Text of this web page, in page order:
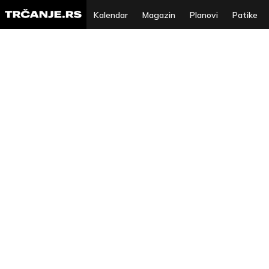
Kalendar Magazin Planovi Patike